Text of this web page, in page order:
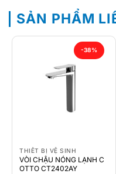
SẢN PHẨM
-38%
THIẾT BỊ VỆ SINH
VÒI CHẬU NÓNG LẠNH C
OTTO CT2402AY